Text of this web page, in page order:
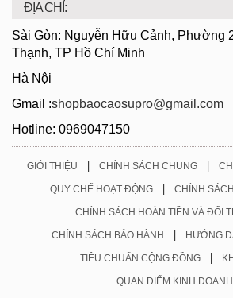
ĐỊA CHỈ:
Sài Gòn: Nguyễn Hữu Cảnh, Phường
Thạnh, TP Hồ Chí Minh
Hà Nội
Gmail :shopbaocaosupro@gmail.com
Hotline: 0969047150
GIỚI THIỆU | CHÍNH SÁCH CHUNG |
QUY CHẾ HOẠT ĐỘNG | CHÍNH
CHÍNH SÁCH HOÀN TIỀN VÀ ĐỔI
CHÍNH SÁCH BẢO HÀNH | HƯỚNG
TIÊU CHUẨN CỘNG ĐỒNG |
QUAN ĐIỂM KINH DOANH